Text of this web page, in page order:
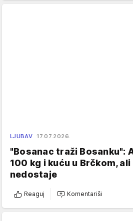
LJUBAV 17.07.2026.
"Bosanac traži Bosanku":
100 kg i kuću u Brčkom,
nedostaje
Reaguj Komentariši